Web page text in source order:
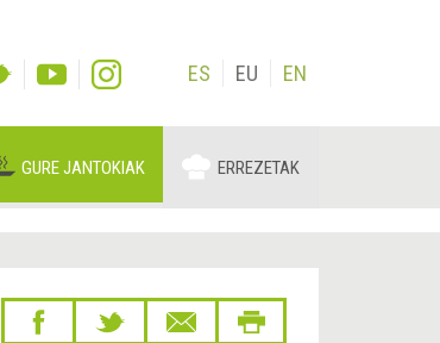
ES EU EN
GURE JANTOKIAK ERREZETAK